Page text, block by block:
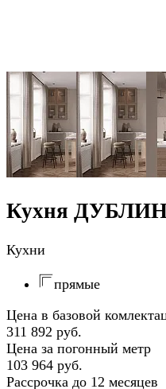
Кухня
Кухни
прямые
Цена в базовой
311 892 руб.
Цена за погонный метр
103 964 руб.
Рассрочка до 12 месяцев